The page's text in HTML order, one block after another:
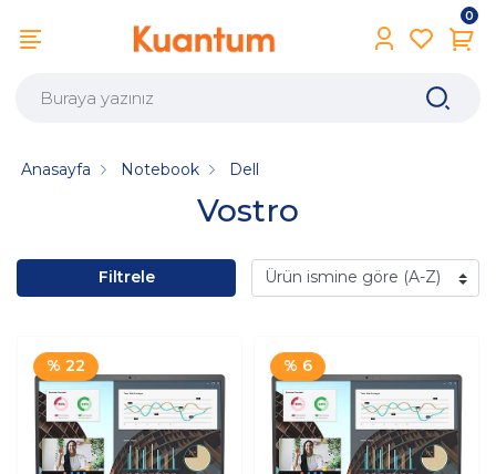
0
Vostro
Anasayfa Notebook Dell
Filtrele
% 22 % 6